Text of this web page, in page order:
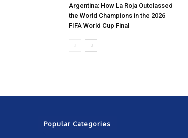
Argentina: How La Roja Outclassed
the World Champions in the 2026
FIFA World Cup Final
Popular Categories